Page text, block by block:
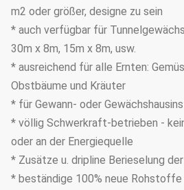
m2 oder größer, designe zu sein
* auch verfügbar für
30m x 8m, 15m x 8m, usw.
* ausreichend für alle Ernten:
Obstbäume und Kräuter
* für Gewann- oder
* völlig Schwerkraft-betrieben -
oder an der Energiequelle
* Zusätze u. dripline Berieselung
* beständige 100% neue Rohstoffe